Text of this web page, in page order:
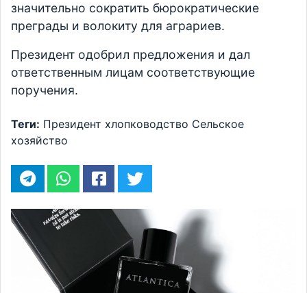
значительно сократить бюрократические
преграды и волокиту для аграриев.
Президент одобрил предложения и дал
ответственным лицам соответствующие
поручения.
Теги: Президент хлопководство Сельское
хозяйство